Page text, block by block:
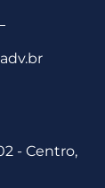
- Centro,